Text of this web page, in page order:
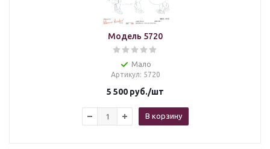
Модель 5720
Мало
Артикул: 5720
5 500 руб./шт
В корзину